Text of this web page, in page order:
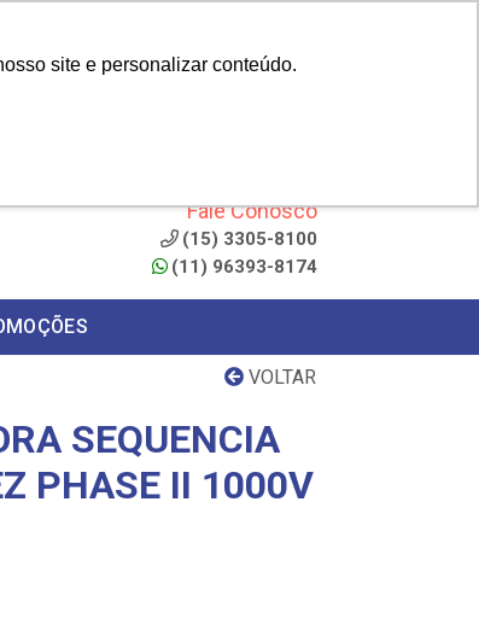
site e personalizar conteúdo.
Fale Conosco
(15) 3305-8100
(11) 96393-8174
VOLTAR
SEQUENCIA
PHASE II 1000V